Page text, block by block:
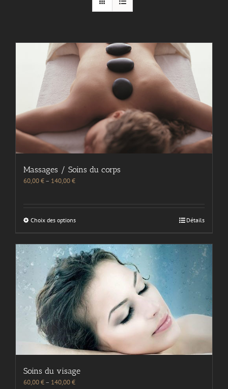
Massages / Soins du corps
60,00€– 140,00€
Choix des options Détails
Soins du visage
60,00€– 140,00€